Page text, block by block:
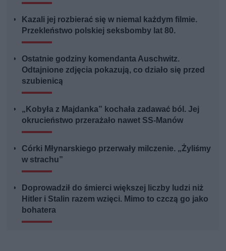
Kazali jej rozbierać się w niemal każdym filmie.
Przekleństwo polskiej seksbomby lat 80.
Ostatnie godziny komendanta Auschwitz.
Odtajnione zdjęcia pokazują, co działo się przed
szubienicą
„Kobyła z Majdanka” kochała zadawać ból. Jej
okrucieństwo przerażało nawet SS-Manów
Córki Młynarskiego przerwały milczenie. „Żyliśmy
w strachu”
Doprowadził do śmierci większej liczby ludzi niż
Hitler i Stalin razem wzięci. Mimo to czczą go jako
bohatera